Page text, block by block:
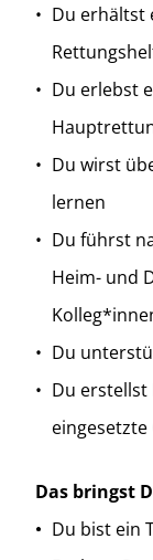
Du erhältst
Du erlebst
Du wirst
lernen
Du führst
Heim- und
Du
Du
eingesetzte
Das bringst
Du bist ein